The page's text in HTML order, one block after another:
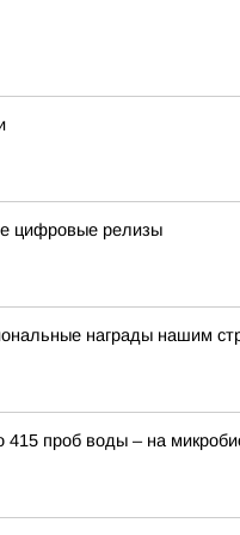
цифровые релизы
награды нашим
проб воды – на